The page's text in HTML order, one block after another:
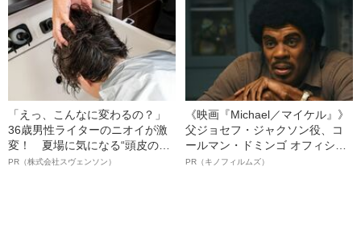
「えっ、こんなに変わるの？」
36歳男性ライターのニオイが激
変！ 夏場に気になる“頭皮のニ
オイ”や“ベタつき”を解消す
PR（株式会社スヴェンソン）
《映画『Michael／マイケル』》
父ジョセフ・ジャクソン役、コ
ールマン・ドミンゴ オフィシャ
ルインタビュー“観客を魅了した
PR（キノフィルムズ）